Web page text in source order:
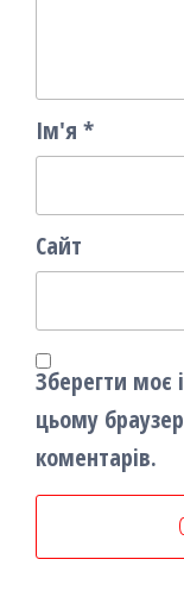
Ім'я *
Сайт
Зберегти моє
цьому
коментарів.